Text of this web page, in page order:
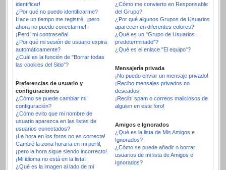
identificar!
¿Por qué no puedo identificarme?
Hace un tiempo me registré, ¡pero
ahora no puedo conectarme!
¡Perdí mi contraseña!
¿Por qué mi sesión de usuario expira
automáticamente?
¿Cuál es la función de "Borrar todas
las cookies del Sitio"?
Preferencias de usuario y
configuraciones
¿Cómo se puede cambiar mi
configuración?
¿Cómo evito que mi nombre de
usuario aparezca en las listas de
usuarios conectados?
¡La hora en los foros no es correcta!
Cambié la zona horaria en mi perfil,
¡pero la hora sigue siendo incorrecto!
¡Mi idioma no está en la lista!
¿Qué es la imagen al lado de mi
¿Cómo me convierto en Responsable
del Grupo?
¿Por qué algunos Grupos de Usuarios
aparecen en diferentes colores?
¿Qué es un "Grupo de Usuarios
predeterminado"?
¿Qué es el enlace "El equipo"?
Mensajería privada
¡No puedo enviar un mensaje privado!
¡Recibo mensajes privados no
deseados!
¡Recibí spam o correos maliciosos de
alguien en este foro!
Amigos e Ignorados
¿Qué es la lista de Mis Amigos e
Ignorados?
¿Cómo se puede añadir o borrar
usuarios de mi lista de Amigos e
Ignorados?